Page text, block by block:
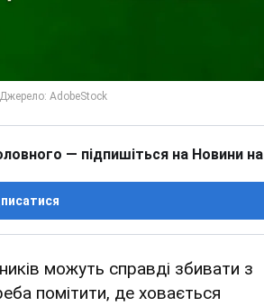
— підпишіться на Новини на
можуть справді збивати з
помітити, де ховається